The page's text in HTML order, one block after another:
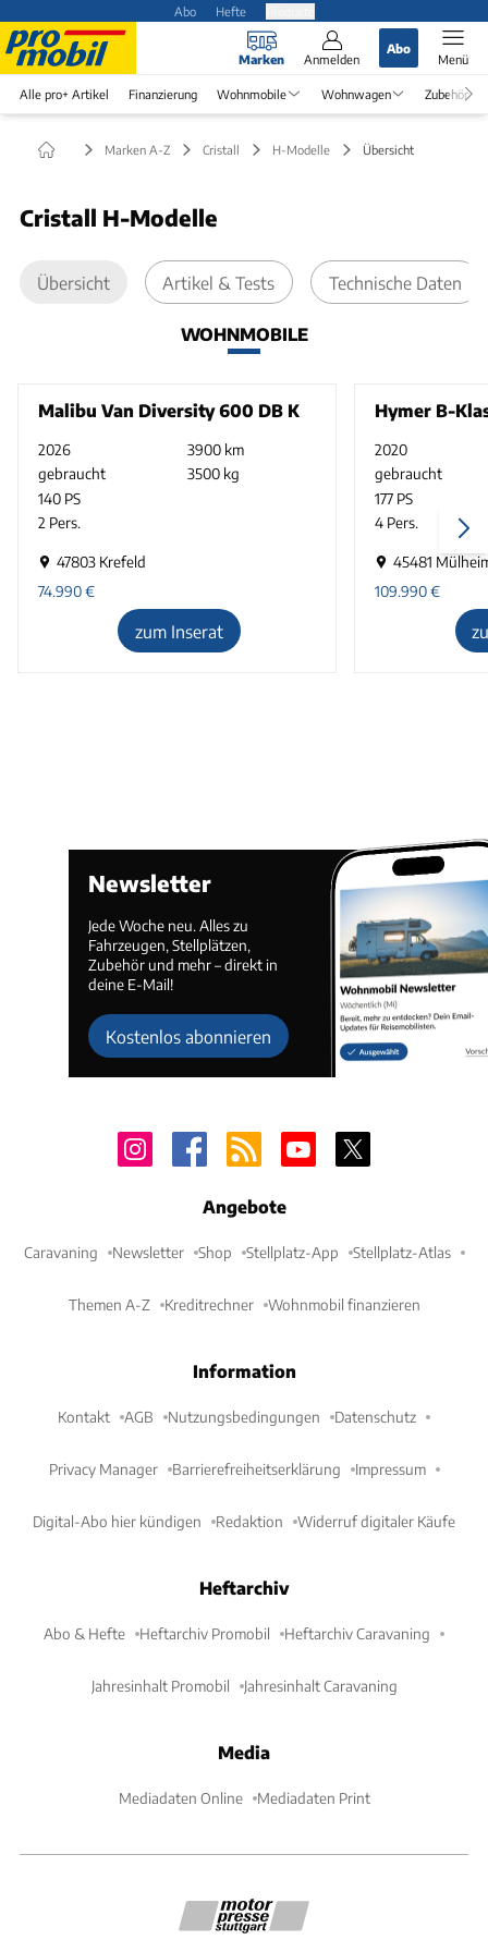
Abo Hefte
Marken Anmelden
Abo
Menü
Alle pro+ Artikel Finanzierung Wohnmobile Wohnwagen Zubehör
Marken A-Z Cristall H-Modelle Übersicht
Cristall H-Modelle
Übersicht Artikel & Tests Technische Daten
WOHNMOBILE
Malibu Van Diversity 600 DB K
2026
3900 km
gebraucht
3500 kg
140 PS
2 Pers.
47803 Krefeld
74.990€
zum Inserat
Hymer B-
2020
gebraucht
177 PS
4 Pers.
45481
109.990€
Newsletter
Jede Woche neu. Alles zu
Fahrzeugen, Stellplätzen,
Zubehör und mehr – direkt in
deine E-Mail!
Kostenlos abonnieren
Angebote
Caravaning Newsletter Shop Stellplatz-App Stellplatz-Atlas
Themen A-Z Kreditrechner Wohnmobil finanzieren
Information
Kontakt AGB Nutzungsbedingungen Datenschutz
Privacy Manager Barrierefreiheitserklärung Impressum
Digital-Abo hier kündigen Redaktion Widerruf digitaler Käufe
Heftarchiv
Abo & Hefte Heftarchiv Promobil Heftarchiv Caravaning
Jahresinhalt Promobil Jahresinhalt Caravaning
Media
Mediadaten Online Mediadaten Print